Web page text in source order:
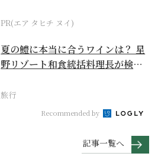
PR(エア タヒチ ヌイ)
夏の鱧に本当に合うワインは？ 星
野リゾート和食統括料理長が検証
旅行
Recommended by
記事一覧へ